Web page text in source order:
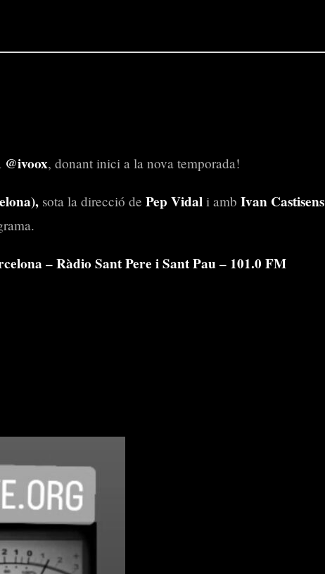
@ivoox, donant inici a la nova temporada!
sota la direcció de Pep Vidal i amb Ivan Castisens
– Ràdio Sant Pere i Sant Pau – 101.0 FM